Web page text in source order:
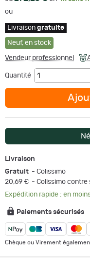
ou
Livraison gratuite
Neuf, en stock
Vendeur professionnel
Quantité
Livraison
Gratuit - Colissimo
20,69 € - Colissimo contre
Expédition rapide : en
Paiements sécurisés
Chèque ou Virement